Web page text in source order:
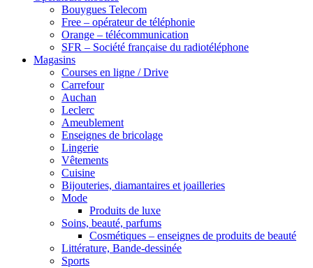
Bouygues Telecom
Free – opérateur de téléphonie
Orange – télécommunication
SFR – Société française du radiotéléphone
Magasins
Courses en ligne / Drive
Carrefour
Auchan
Leclerc
Ameublement
Enseignes de bricolage
Lingerie
Vêtements
Cuisine
Bijouteries, diamantaires et joailleries
Mode
Produits de luxe
Soins, beauté, parfums
Cosmétiques – enseignes de produits de beauté
Littérature, Bande-dessinée
Sports